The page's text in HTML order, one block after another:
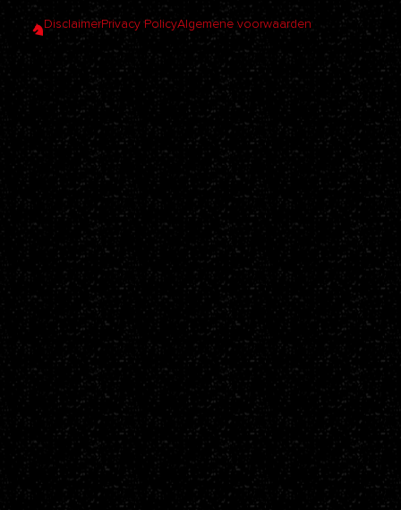
DisclaimerPrivacy PolicyAlgemene voorwaarden